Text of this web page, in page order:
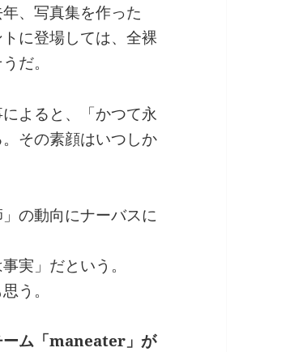
、写真集を作った
に登場しては、全裸
だ。
よると、「かつて永
その素顔はいつしか
の動向にナーバスに
実」だという。
う。
ーム「maneater」が